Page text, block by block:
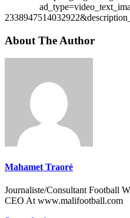
About The Author
Mahamet Traoré
Journaliste/Consultant Football
CEO At www.malifootball.com